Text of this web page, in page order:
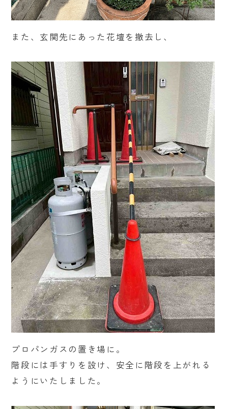
また、玄関先にあった花壇を撤去し、
プロパンガスの置き場に。
階段には手すりを設け、安全に階段を上がれる
ようにいたしました。